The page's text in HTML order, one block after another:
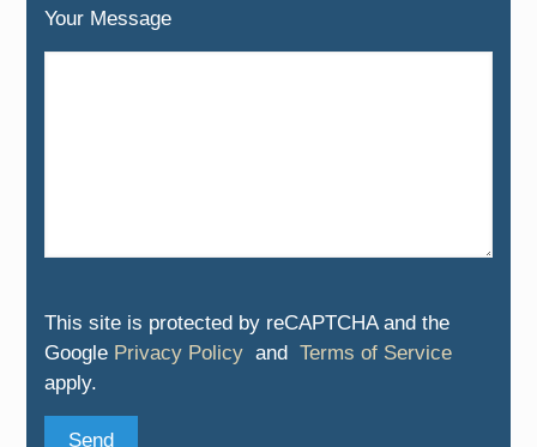
Your Message
leave
this
field
empty.
This site is protected by reCAPTCHA and the
Google Privacy Policyand Terms of Service
apply.